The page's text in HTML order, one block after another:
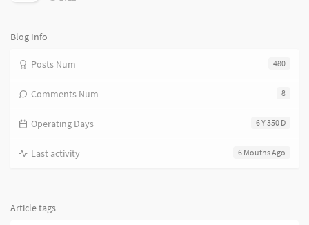
Blog Info
480
Posts Num
8
Comments Num
6 Y 350 D
Operating Days
6 Mouths Ago
Last activity
Article tags